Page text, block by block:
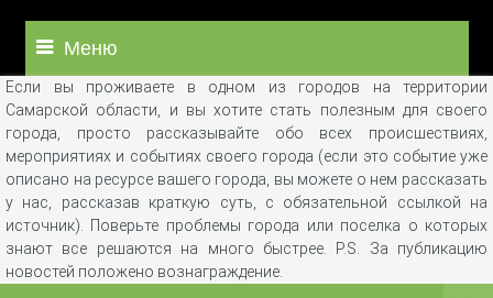
Меню
Если вы проживаете в одном из городов на территории
Самарской области, и вы хотите стать полезным для своего
города, просто рассказывайте обо всех происшествиях,
мероприятиях и событиях своего города (если это событие уже
описано на ресурсе вашего города, вы можете о нем рассказать
у нас, рассказав краткую суть, с обязательной ссылкой на
источник). Поверьте проблемы города или поселка о которых
знают все решаются на много быстрее. P.S. За публикацию
новостей положено вознаграждение.